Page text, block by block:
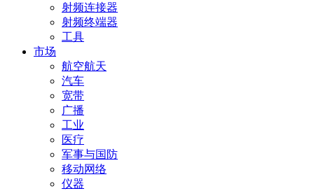
射频连接器
射频终端器
工具
市场
航空航天
汽车
宽带
广播
工业
医疗
军事与国防
移动网络
仪器